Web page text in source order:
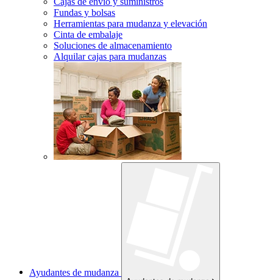
Fundas y bolsas
Herramientas para mudanza y elevación
Cinta de embalaje
Soluciones de almacenamiento
Alquilar cajas para mudanzas
Ayudantes de mudanza